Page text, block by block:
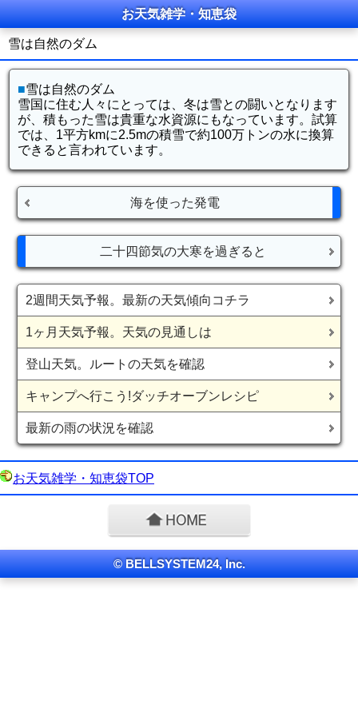
お天気雑学・知恵袋
雪は自然のダム
■雪は自然のダム
雪国に住む人々にとっては、冬は雪との闘いとなります
が、積もった雪は貴重な水資源にもなっています。試算
では、1平方kmに2.5mの積雪で約100万トンの水に換算
できると言われています。
海を使った発電
二十四節気の大寒を過ぎると
2週間天気予報。最新の天気傾向コチラ
1ヶ月天気予報。天気の見通しは
登山天気。ルートの天気を確認
キャンプへ行こう!ダッチオーブンレシピ
最新の雨の状況を確認
お天気雑学・知恵袋TOP
© BELLSYSTEM24, Inc.